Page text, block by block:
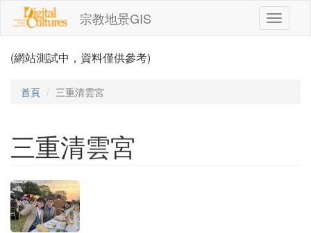
移至主內容
宗教地景GIS
Toggle
(網站測試中，資料僅供參考)
首頁 三重清雲宮
三重清雲宮